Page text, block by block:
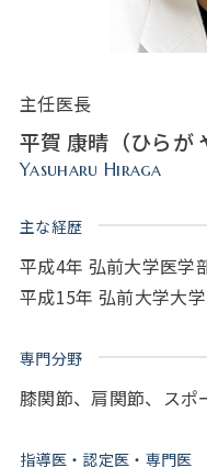
主任医長
平賀 康晴（ひらが
Yasuharu Hiraga
主な経歴
平成4年 弘前大学医学
平成15年 弘前大学大
専門分野
膝関節、肩関節、スポ
指導医・認定医・専門医